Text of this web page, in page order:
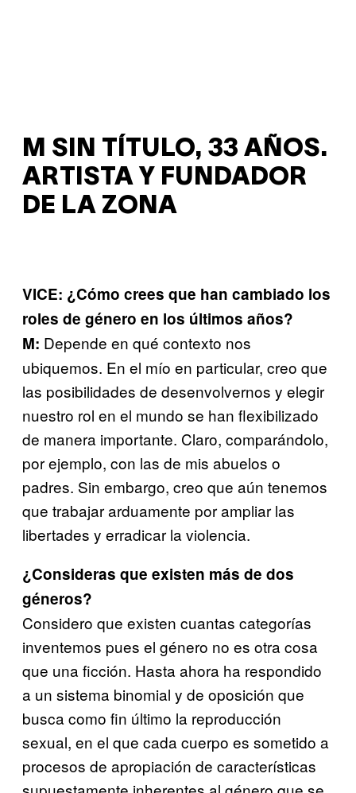
M SIN TÍTULO, 33 AÑOS.
ARTISTA Y FUNDADOR
DE LA ZONA
VICE: ¿Cómo crees que han cambiado los
roles de género en los últimos años?
M: Depende en qué contexto nos
ubiquemos. En el mío en particular, creo que
las posibilidades de desenvolvernos y elegir
nuestro rol en el mundo se han flexibilizado
de manera importante. Claro, comparándolo,
por ejemplo, con las de mis abuelos o
padres. Sin embargo, creo que aún tenemos
que trabajar arduamente por ampliar las
libertades y erradicar la violencia.
¿Consideras que existen más de dos
géneros?
Considero que existen cuantas categorías
inventemos pues el género no es otra cosa
que una ficción. Hasta ahora ha respondido
a un sistema binomial y de oposición que
busca como fin último la reproducción
sexual, en el que cada cuerpo es sometido a
procesos de apropiación de características